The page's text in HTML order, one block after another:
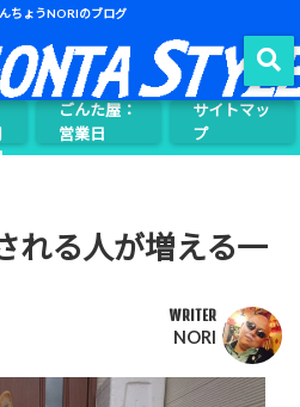
ちょうNORIのブログ
ごんた屋：
営業日
サイトマッ
プ
れる人が増える一
WRITER
NORI